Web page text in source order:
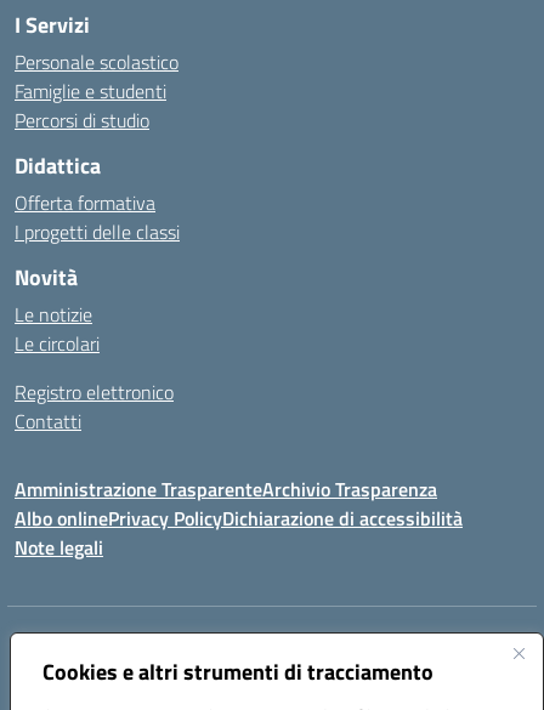
Cookies e altri strumenti di tracciamento
I Servizi
Personale scolastico
Famiglie e studenti
Percorsi di studio
Didattica
Offerta formativa
I progetti delle classi
Novità
Le notizie
Le circolari
Registro elettronico
Contatti
Amministrazione TrasparenteArchivio Trasparenza
Albo onlinePrivacy PolicyDichiarazione di accessibilità
Note legali
Indirizzo:
Centralino:096721161 Email:czic869004@istruzione.it